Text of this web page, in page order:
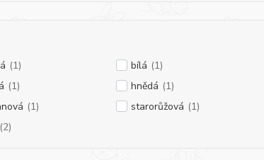
(1) bílá (1)
(1) hnědá (1)
(1) starorůžová (1)
(2)